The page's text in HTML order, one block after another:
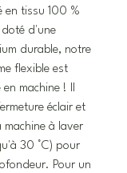
en tissu 100 %
doté d'une
durable, notre
flexible est
machine ! Il
éclair et
machine à laver
30 °C) pour
Pour un